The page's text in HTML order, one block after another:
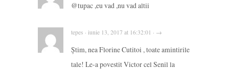
@tupac ,eu vad ,nu vad altii
tepes · iunie 13, 2017 at 16:32:01 · →
Știm, nea Florine Cutitoi , toate amintirile
tale! Le-a povestit Victor cel Senil la